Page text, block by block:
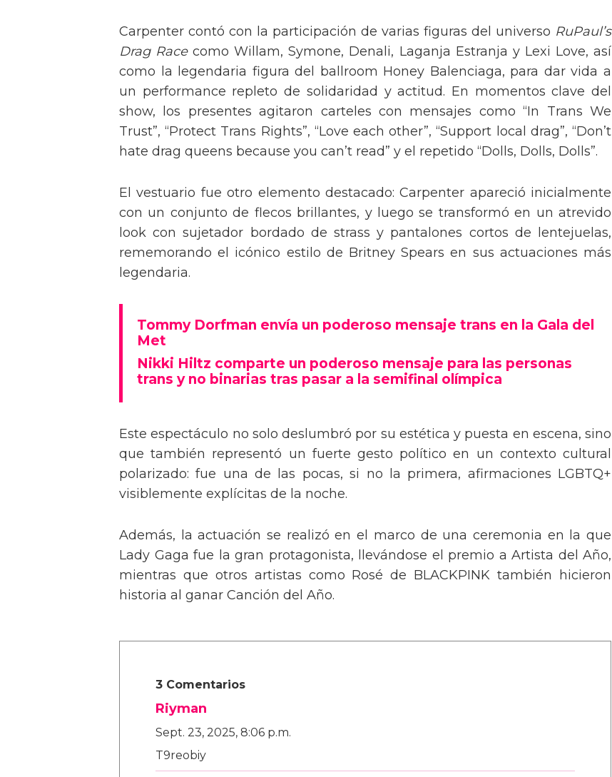
Carpenter contó con la participación de varias figuras del universo RuPaul’s
Drag Racecomo Willam, Symone, Denali, Laganja Estranja y Lexi Love, así
como la legendaria figura del ballroom Honey Balenciaga, para dar vida a
un performance repleto de solidaridad y actitud. En momentos clave del
show, los presentes agitaron carteles con mensajes como “In Trans We
Trust”, “Protect Trans Rights”, “Love each other”, “Support local drag”, “Don’t
hate drag queens because you can’t read” y el repetido “Dolls, Dolls, Dolls”.
El vestuario fue otro elemento destacado: Carpenter apareció inicialmente
con un conjunto de flecos brillantes, y luego se transformó en un atrevido
look con sujetador bordado de strass y pantalones cortos de lentejuelas,
rememorando el icónico estilo de Britney Spears en sus actuaciones más
legendaria.
Tommy Dorfman envía un poderoso mensaje trans en la Gala del
Met
Nikki Hiltz comparte un poderoso mensaje para las personas
trans y no binarias tras pasar a la semifinal olímpica
Este espectáculo no solo deslumbró por su estética y puesta en escena, sino
que también representó un fuerte gesto político en un contexto cultural
polarizado: fue una de las pocas, si no la primera, afirmaciones LGBTQ+
visiblemente explícitas de la noche.
Además, la actuación se realizó en el marco de una ceremonia en la que
Lady Gaga fue la gran protagonista, llevándose el premio a Artista del Año,
mientras que otros artistas como Rosé de BLACKPINK también hicieron
historia al ganar Canción del Año.
3 Comentarios
Riyman
Sept. 23, 2025, 8:06 p.m.
T9reobiy